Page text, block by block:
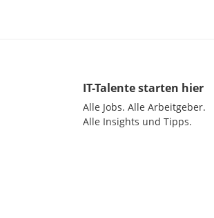
IT-Talente starten hier
Alle Jobs. Alle Arbeitgeber.
Alle Insights und Tipps.